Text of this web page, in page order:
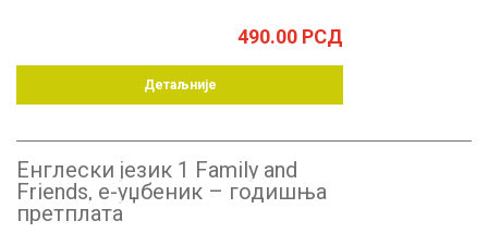
490.00 РСД
Детаљније
Енглески језик 1 Family and
Friends, е-уџбеник – годишња
претплата